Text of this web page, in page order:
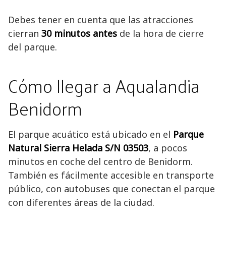
Debes tener en cuenta que las atracciones
cierran 30 minutos antes de la hora de cierre
del parque.
Cómo llegar a Aqualandia
Benidorm
El parque acuático está ubicado en el Parque
Natural Sierra Helada S/N 03503, a pocos
minutos en coche del centro de Benidorm.
También es fácilmente accesible en transporte
público, con autobuses que conectan el parque
con diferentes áreas de la ciudad.